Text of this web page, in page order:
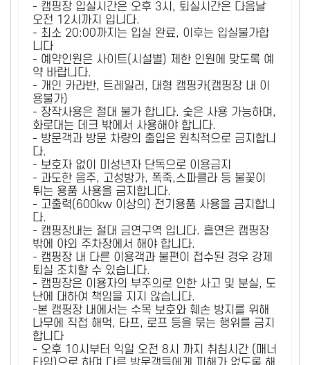
- 캠핑장 입실시간은 오후 3시, 퇴실시간은 다음날
오전 12시까지 입니다.
- 최소 20:00까지는 입실 완료, 이후는 입실불가합
니다
- 예약인원은 사이트(시설별) 제한 인원에 맞도록 예
약 바랍니다.
- 개인 카라반, 트레일러, 대형 캠핑카(캠핑장 내 이
용불가)
- 장작사용은 절대 불가 합니다. 숯은 사용 가능하며,
화로대는 데크 밖에서 사용해야 합니다.
- 방문객과 방문 차량의 출입은 원칙적으로 금지합니
다.
- 보호자 없이 미성년자 단독으로 이용금지
- 과도한 음주, 고성방가, 폭죽,스파클라 등 불꽃이
튀는 용품 사용을 금지합니다.
- 고출력(600kw 이상의) 전기용품 사용을 금지합니
다.
- 캠핑장내는 절대 금연구역 입니다. 흡연은 캠핑장
밖에 야외 주차장에서 해야 합니다.
- 캠핑장 내 다른 이용객과 불편이 접수된 경우 강제
퇴실 조치할 수 있습니다.
- 캠핑장은 이용자의 부주의로 인한 사고 및 분실, 도
난에 대하여 책임을 지지 않습니다.
-본 캠핑장 내에서는 수목 보호와 훼손 방지를 위해
나무에 직접 해먹, 타프, 로프 등을 묶는 행위를 금지
합니다
- 오후 10시부터 익일 오전 8시 까지 취침시간 (매너